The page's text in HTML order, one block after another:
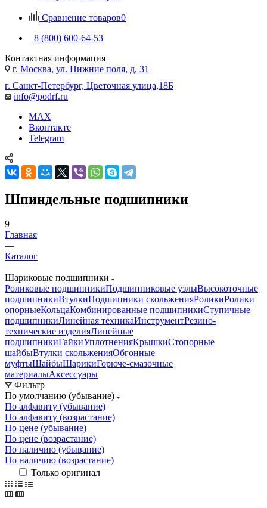
Сравнение товаров0
8 (800) 600-64-53
Контактная информация
г. Москва, ул. Нижние поля, д. 31
г. Санкт-Петербург, Цветочная улица,18Б
info@podrf.ru
MAX
Вконтакте
Telegram
Шпиндельные подшипники
9
Главная
—
Каталог
—
Шариковые подшипники
Роликовые подшипникиПодшипниковые узлыВысокоточные
подшипникиВтулкиПодшипники скольженияРоликиРолики
опорныеКольцаКомбинированные подшипникиСтупичные
подшипникиЛинейная техникаИнструментРезино-
технические изделияЛинейные
подшипникиГайкиУплотненияКрышкиСтопорные
шайбыВтулки скольженияОбгонные
муфтыШайбыШарикиГорюче-смазочные
материалыАксессуары
Фильтр
По умолчанию (убывание)
По алфавиту (убывание)
По алфавиту (возрастание)
По цене (убывание)
По цене (возрастание)
По наличию (убывание)
По наличию (возрастание)
Только оригинал